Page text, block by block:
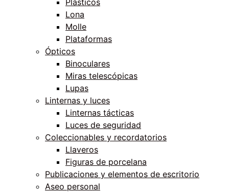
Plásticos
Lona
Molle
Plataformas
Ópticos
Binoculares
Miras telescópicas
Lupas
Linternas y luces
Linternas tácticas
Luces de seguridad
Coleccionables y recordatorios
Llaveros
Figuras de porcelana
Publicaciones y elementos de escritorio
Aseo personal